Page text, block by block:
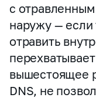
с
наружу — если
отравить
вышестоящее
DNS, не